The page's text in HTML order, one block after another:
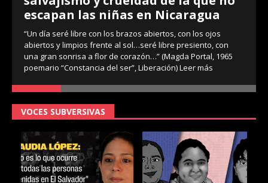
escapan las niñas en Nicaragua
“Un día seré libre con los brazos abiertos, con los ojos
abiertos y limpios frente al sol…seré libre presiento, con
una gran sonrisa a flor de corazón…” (Magda Portal, 1965
poemario “Constancia del ser”, Liberación)Leer más
VOCES SUBVERSIVAS